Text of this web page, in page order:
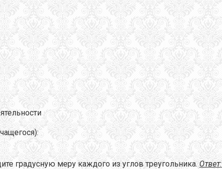
градусную меру каждого из углов треугольника. Ответ: